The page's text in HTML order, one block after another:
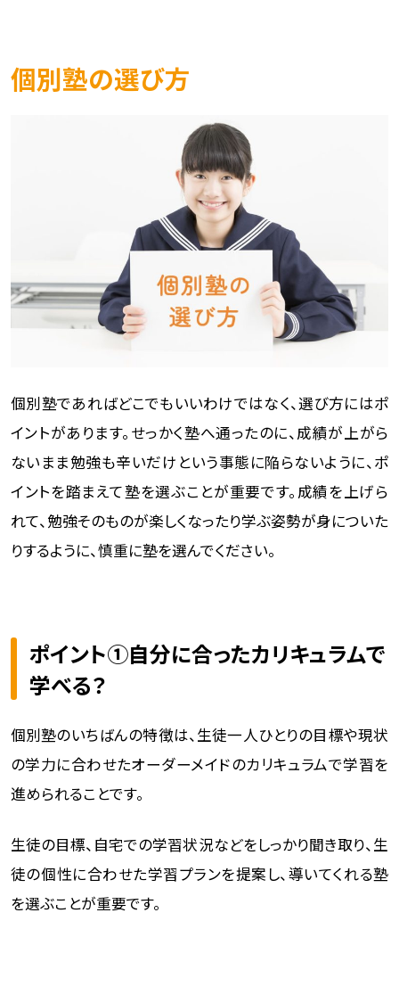
個別塾の選び方
個別塾であればどこでもいいわけではなく、選び方にはポ
イントがあります。せっかく塾へ通ったのに、成績が上がら
ないまま勉強も辛いだけという事態に陥らないように、ポ
イントを踏まえて塾を選ぶことが重要です。成績を上げら
れて、勉強そのものが楽しくなったり学ぶ姿勢が身についた
りするように、慎重に塾を選んでください。
ポイント①自分に合ったカリキュラムで
学べる？
個別塾のいちばんの特徴は、生徒一人ひとりの目標や現状
の学力に合わせたオーダーメイドのカリキュラムで学習を
進められることです。
生徒の目標、自宅での学習状況などをしっかり聞き取り、生
徒の個性に合わせた学習プランを提案し、導いてくれる塾
を選ぶことが重要です。